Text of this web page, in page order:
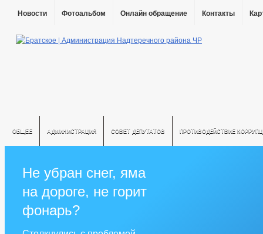
Новости Фотоальбом Онлайн обращение Контакты
ОБЩЕЕ АДМИНИСТРАЦИЯ СОВЕТ ДЕПУТАТОВ ПРОТИВОДЕЙСТВИЕ
Не убран снег, яма
на дороге, не горит
фонарь?